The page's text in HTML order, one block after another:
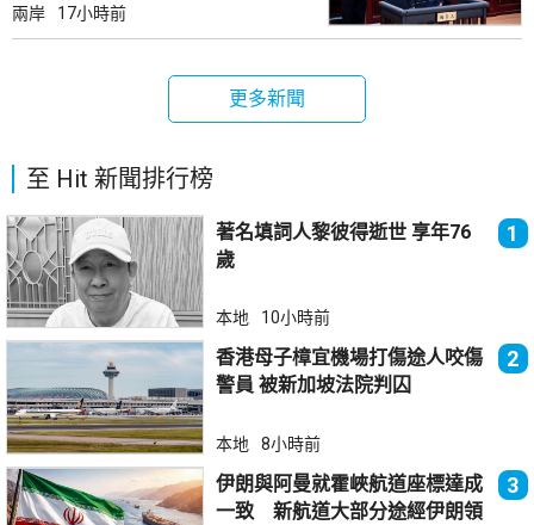
兩岸 17小時前
更多新聞
至 Hit 新聞排行榜
著名填詞人黎彼得逝世 享年76
歲
1
本地 10小時前
香港母子樟宜機場打傷途人咬傷
警員 被新加坡法院判囚
2
本地 8小時前
伊朗與阿曼就霍峽航道座標達成
一致 新航道大部分途經伊朗領
3